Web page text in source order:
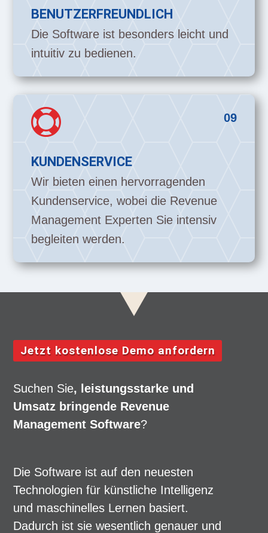
BENUTZERFREUNDLICH
Die Software ist besonders leicht und
intuitiv zu bedienen.
09

KUNDENSERVICE
Wir bieten einen hervorragenden
Kundenservice, wobei die Revenue
Management Experten Sie intensiv
begleiten werden.
Jetzt kostenlose Demo anfordern
Suchen Sie, leistungsstarke und
Umsatz bringende Revenue
Management Software?
Die Software ist auf den neuesten
Technologien für künstliche Intelligenz
und maschinelles Lernen basiert.
Dadurch ist sie wesentlich genauer und